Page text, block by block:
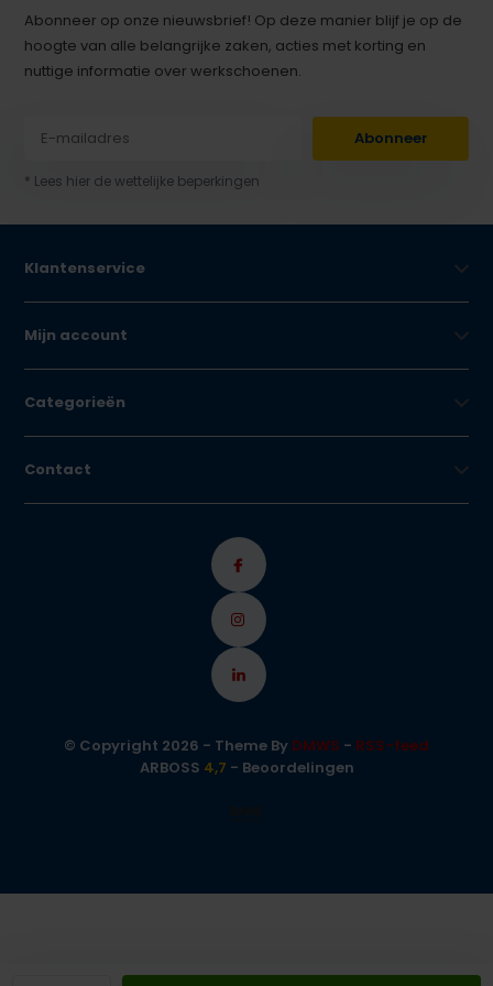
Abonneer op onze nieuwsbrief! Op deze manier blijf je op de
hoogte van alle belangrijke zaken, acties met korting en
nuttige informatie over werkschoenen.
Abonneer
* Lees hier de wettelijke beperkingen
Klantenservice
Mijn account
Categorieën
Contact
© Copyright 2026 - Theme By DMWS - RSS-feed
ARBOSS 4,7 - Beoordelingen